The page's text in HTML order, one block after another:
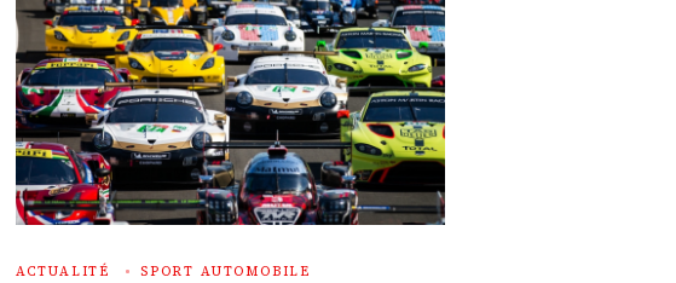
ACTUALITÉ SPORT AUTOMOBILE